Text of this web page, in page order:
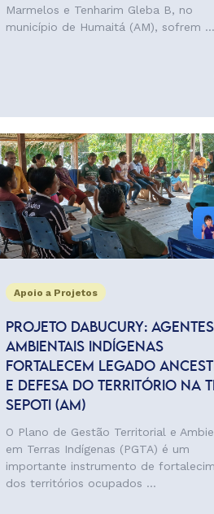
Marmelos e Tenharim Gleba B, no
município de Humaitá (AM), sofrem ...
Apoio a Projetos
PROJETO DABUCURY: AGENTES
AMBIENTAIS INDÍGENAS
FORTALECEM LEGADO
E DEFESA DO TERRITÓRIO NA TI
SEPOTI (AM)
O Plano de Gestão Territorial e
em Terras Indígenas (PGTA) é um
importante instrumento de
dos territórios ocupados ...